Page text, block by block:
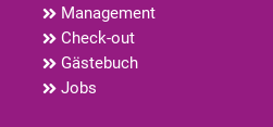
Management
Check-out
Gästebuch
Jobs